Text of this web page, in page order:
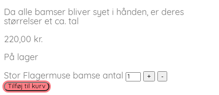
Da alle bamser bliver syet i hånden, er deres
størrelser et ca. tal
220,00 kr.
På lager
Stor Flagermuse bamse antal
Tilføj til kurv